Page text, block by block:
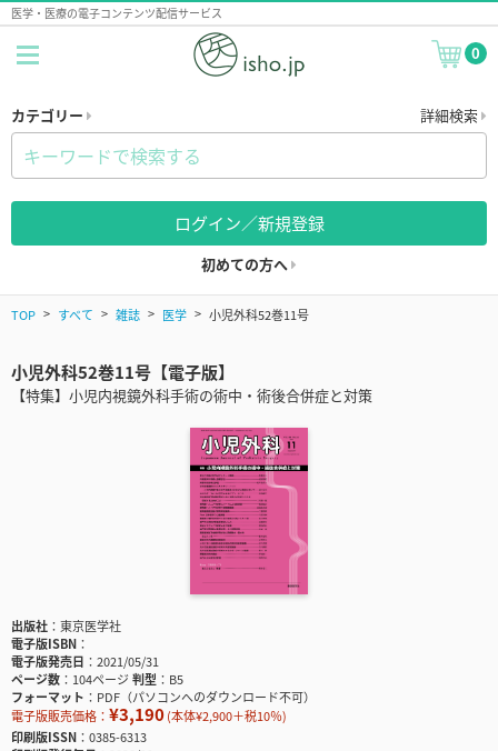
医学・医療の電子コンテンツ配信サービス
0
カテゴリー 詳細検索
ログイン／新規登録
初めての方へ
TOP すべて 雑誌 医学 小児外科52巻11号
小児外科52巻11号【電子版】
【特集】小児内視鏡外科手術の術中・術後合併症と対策
出版社
東京医学社
電子版ISBN
電子版発売日
2021/05/31
ページ数
104ページ判型
B5
フォーマット
PDF（パソコンへのダウンロード不可）
電子版販売価格： ¥3,190(本体¥2,900＋税10％)
印刷版ISSN
0385-6313